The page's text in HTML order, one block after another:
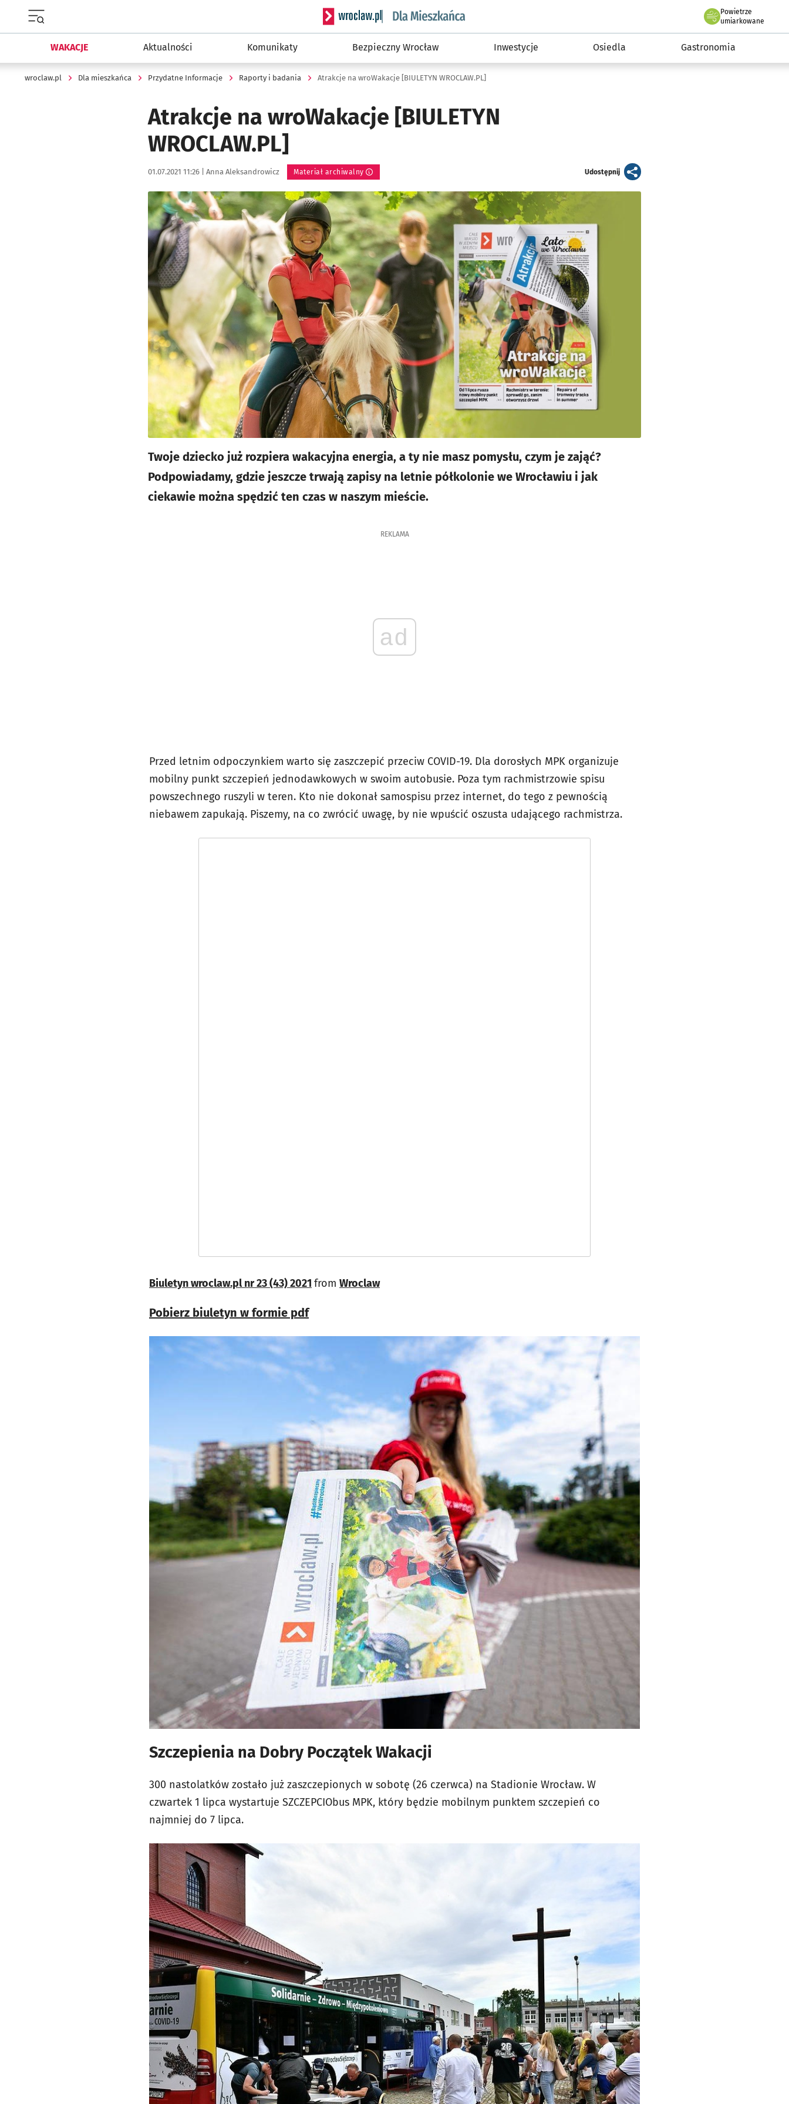
Serwis informacyjny wroclaw.pl podserwis: Dla mieszkańca
Powietrze
we Wrocławiu
umiarkowane
WAKACJE Aktualności Komunikaty Bezpieczny Wrocław Inwestycje Osiedla Gastronomia
wroclaw.pl Dla mieszkańca Przydatne Informacje Raporty i badania Atrakcje na wroWakacje [BIULETYN WROCLAW.PL]
Atrakcje na wroWakacje [BIULETYN
WROCLAW.PL]
Data publikacji:
01.07.2021 11:26 | Autor:
Anna Aleksandrowicz Materiał archiwalny Udostępnijartykuł
Kliknij, aby powiększyć
Twoje dziecko już rozpiera wakacyjna energia, a ty nie masz pomysłu, czym je zająć?
Podpowiadamy, gdzie jeszcze trwają zapisy na letnie półkolonie we Wrocławiu i jak
ciekawie można spędzić ten czas w naszym mieście.
REKLAMA
ad
Przed letnim odpoczynkiem warto się zaszczepić przeciw COVID-19. Dla dorosłych MPK organizuje
mobilny punkt szczepień jednodawkowych w swoim autobusie. Poza tym rachmistrzowie spisu
powszechnego ruszyli w teren. Kto nie dokonał samospisu przez internet, do tego z pewnością
niebawem zapukają. Piszemy, na co zwrócić uwagę, by nie wpuścić oszusta udającego rachmistrza.
Biuletyn wroclaw.pl nr 23 (43) 2021 from Wroclaw
Pobierz biuletyn w formie pdf
Szczepienia na Dobry Początek Wakacji
300 nastolatków zostało już zaszczepionych w sobotę (26 czerwca) na Stadionie Wrocław. W
czwartek 1 lipca wystartuje SZCZEPCIObus MPK, który będzie mobilnym punktem szczepień co
najmniej do 7 lipca.